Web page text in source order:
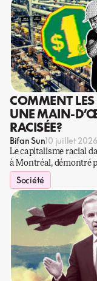
COMMENT LES
UNE MAIN-
RACISÉE?
Bifan Sun10 juillet 2026
Le capitalisme racial
à Montréal, démontré
Société